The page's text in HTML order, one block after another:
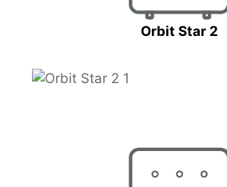
Orbit Star 2